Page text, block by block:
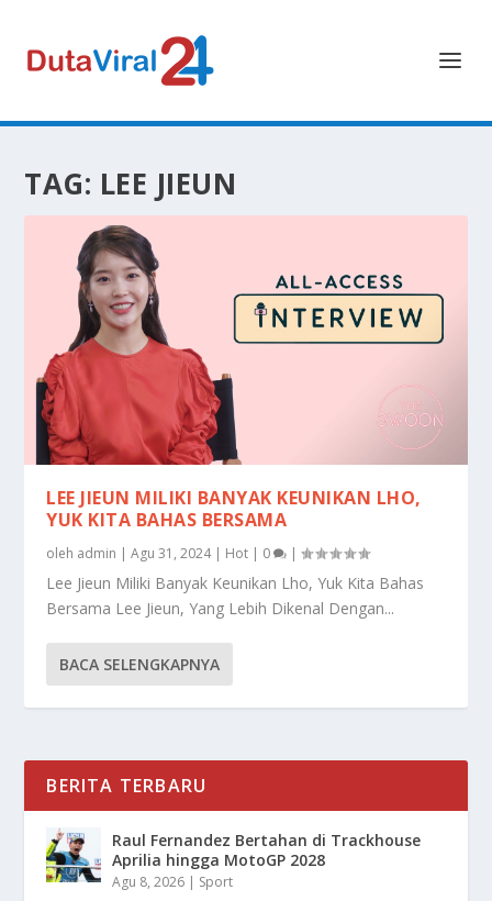
TAG: LEE JIEUN
LEE JIEUN MILIKI BANYAK KEUNIKAN LHO,
YUK KITA BAHAS BERSAMA
oleh admin |Agu 31, 2024| Hot | 0 |
Lee Jieun Miliki Banyak Keunikan Lho, Yuk Kita Bahas
Bersama Lee Jieun, Yang Lebih Dikenal Dengan...
BACA SELENGKAPNYA
BERITA TERBARU
Raul Fernandez Bertahan di Trackhouse
Aprilia hingga MotoGP 2028
Agu 8, 2026 | Sport